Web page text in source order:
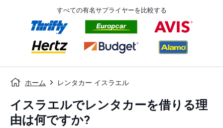
すべての有名サプライヤーを比較する
ホーム レンタカー イスラエル
イスラエルでレンタカーを借りる理
由は何ですか?